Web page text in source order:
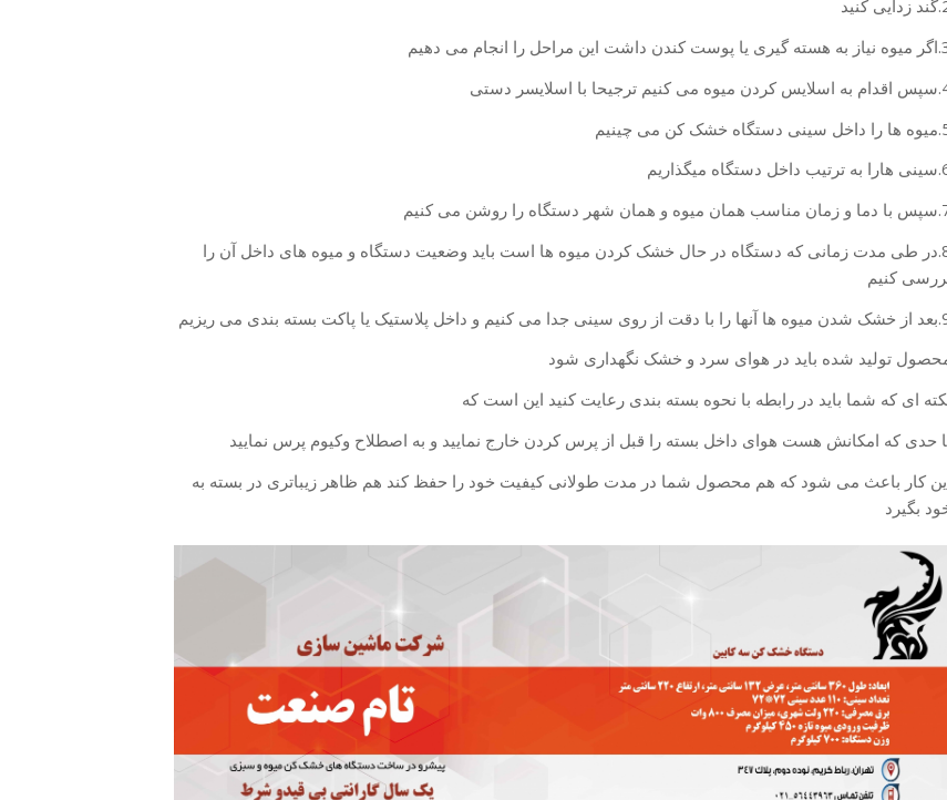
کنید
این مراحل را انجام می دهیم
با اسلایسر دستی
خشک کن می چینیم
میگذاریم
دستگاه را روشن می کنیم
8.در طی مدت زمانی که دستگاه در حال خشک کردن میوه ها است باید وضعیت دستگاه و میوه های داخل آن را
کنیم
پلاستیک یا پاکت بسته بندی می ریزیم
تولید شده باید در هوای سرد و خشک نگهداری شود
ای که شما باید در رابطه با نحوه بسته بندی رعایت کنید این است که
حدی که امکانش هست هوای داخل بسته را قبل از پرس کردن خارج نمایید و به اصطلاح وکیوم پرس نمایید
کار باعث می شود که هم محصول شما در مدت طولانی کیفیت خود را حفظ کند هم ظاهر زیباتری در بسته به
بگیرد